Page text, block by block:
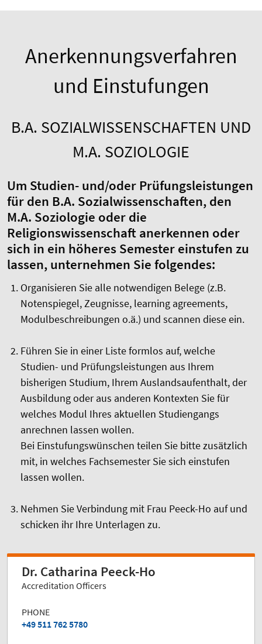
Anerkennungsverfahren
und Einstufungen
B.A. SOZIALWISSENSCHAFTEN UND
M.A. SOZIOLOGIE
Um Studien- und/oder Prüfungsleistungen
für den B.A. Sozialwissenschaften, den
M.A. Soziologie oder die
Religionswissenschaft anerkennen oder
sich in ein höheres Semester einstufen zu
lassen, unternehmen Sie folgendes:
Organisieren Sie alle notwendigen Belege (z.B.
Notenspiegel, Zeugnisse, learning agreements,
Modulbeschreibungen o.ä.) und scannen diese ein.
Führen Sie in einer Liste formlos auf, welche
Studien- und Prüfungsleistungen aus Ihrem
bisherigen Studium, Ihrem Auslandsaufenthalt, der
Ausbildung oder aus anderen Kontexten Sie für
welches Modul Ihres aktuellen Studiengangs
anrechnen lassen wollen.
Bei Einstufungswünschen teilen Sie bitte zusätzlich
mit, in welches Fachsemester Sie sich einstufen
lassen wollen.
Nehmen Sie Verbindung mit Frau Peeck-Ho auf und
schicken ihr Ihre Unterlagen zu.
Dr. Catharina Peeck-Ho
Accreditation Officers
PHONE
+49 511 762 5780